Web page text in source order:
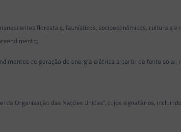
florestais, faunísticos, socioeconômicos, culturais
de geração de energia elétrica a partir de fonte solar,
Organização das Nações Unidas”, cujos signatários,